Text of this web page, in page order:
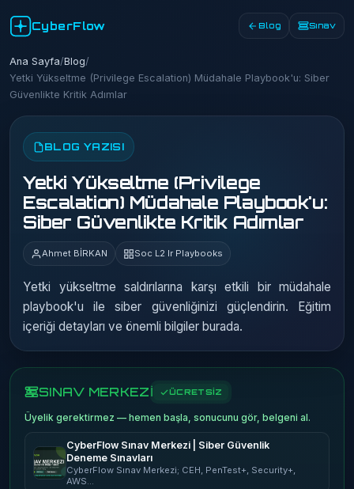
CyberFlow Blog Sınav
Ana Sayfa/Blog/
Yetki Yükseltme (Privilege Escalation) Müdahale Playbook'u: Siber
Güvenlikte Kritik Adımlar
BLOG YAZISI
Yetki Yükseltme (Privilege
Escalation) Müdahale Playbook'u:
Siber Güvenlikte Kritik Adımlar
Ahmet BİRKAN Soc L2 Ir Playbooks
Yetki yükseltme saldırılarına karşı etkili bir müdahale
playbook'u ile siber güvenliğinizi güçlendirin. Eğitim
içeriği detayları ve önemli bilgiler burada.
SINAV MERKEZİ ÜCRETSİZ
Üyelik gerektirmez — hemen başla, sonucunu gör, belgeni al.
CyberFlow Sınav Merkezi | Siber Güvenlik
Deneme Sınavları
CyberFlow Sınav Merkezi; CEH, PenTest+, Security+,
AWS…